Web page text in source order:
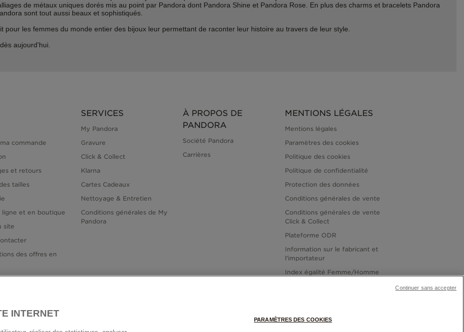
de métaux uniques dorés mis au point par Pandora dont Pandora Shine et Pandora Rose. En plus des charms et bracelets Pandora
sont tout aussi beaux et sophistiqués.
les femmes du monde entier des bijoux leur permettant de raconter leur histoire au travers de leur style.
aujourd'hui.
commande
et retours
tailles
ligne et en boutique
site
des offres en
SERVICES
My Pandora
Gravure
Click & Collect
Klarna
Cartes Cadeaux
Nettoyage & Entretien
Conditions générales de My
Pandora
À PROPOS DE
PANDORA
Société Pandora
Carrières
MENTIONS LÉGALES
Mentions légales
Paramètres des cookies
Politique des cookies
Politique de confidentialité
Protection des données
Conditions générales de vente
Conditions générales de vente
Click & Collect
Plateforme ODR
Information sur le fabricant et
l'importateur
Index égalité Femme/Homme
INTERNET
PARAMÈTRES DES COOKIES
Continuer sans accepter